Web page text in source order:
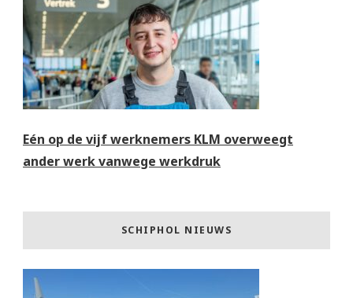
Eén op de vijf werknemers KLM overweegt
ander werk vanwege werkdruk
SCHIPHOL NIEUWS